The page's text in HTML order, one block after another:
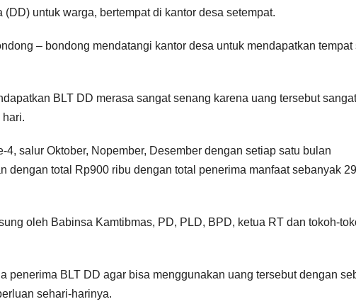
untuk warga, bertempat di kantor desa setempat.
– bondong mendatangi kantor desa untuk mendapatkan tempat
BLT DD merasa sangat senang karena uang tersebut sangat
hari.
salur Oktober, Nopember, Desember dengan setiap satu bulan
dengan total Rp900 ribu dengan total penerima manfaat sebanyak 29
oleh Babinsa Kamtibmas, PD, PLD, BPD, ketua RT dan tokoh-
penerima BLT DD agar bisa menggunakan uang tersebut dengan
sehari-harinya.